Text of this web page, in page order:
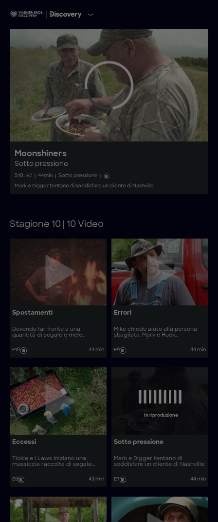
Moonshiners
Sotto pressione
S10 : E7 44min Sotto pressione
Mark e Digger tentano di soddisfare un cliente di Nashville.
Stagione 10 | 10 Video
Spostamenti
Dovendo far fronte a una
quantità di segale e mele
possono gestire, Josh sposta il
suo alambicco a vapore in
contadino.
E10 44 min
Errori
Mike chiede aiuto alla persona
sbagliata. Mark e Huck
E9
44 min
Eccessi
Tickle e i Laws iniziano una
massiccia raccolta di segale.
in ospedale e Mike si ritrova a
corto di personale. Tim innova un
malt shine.
E8 43 min
In riproduzione
Sotto pressione
Mark e Digger tentano di
soddisfare un cliente di Nashville.
E7 44 min